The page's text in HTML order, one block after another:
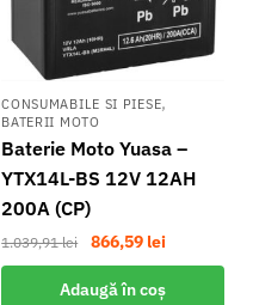
CONSUMABILE SI PIESE,
BATERII MOTO
Baterie Moto Yuasa –
YTX14L-BS 12V 12AH
200A (CP)
1.039,91lei
Prețul
inițial
a
866,59 leiPrețul
curent
este:
Adaugă în coș